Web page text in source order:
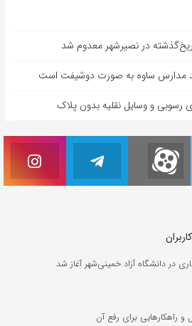
رسوبی و وسایل نقلیه بدون پلاک
در دانشگاه آزاد خمینی‌شهر آغاز شد
راهکارهایی برای رفع آن